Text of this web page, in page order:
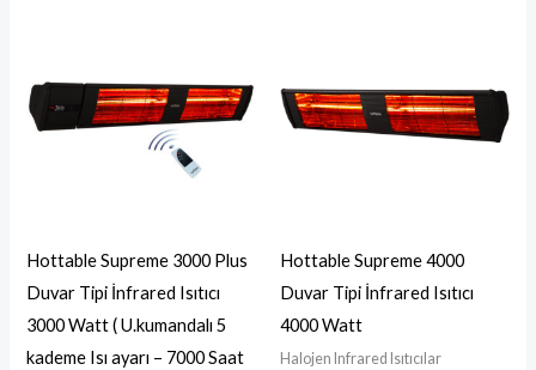
Hottable Supreme 3000 Plus
Duvar Tipi İnfrared Isıtıcı
3000 Watt ( U.kumandalı 5
kademe Isı ayarı – 7000 Saat
Hottable Supreme 4000
Duvar Tipi İnfrared Isıtıcı
4000 Watt
Halojen Infrared Isıtıcılar